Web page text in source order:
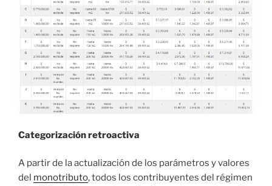
Categorización retroactiva
A partir de la actualización de los parámetros y valores
del monotributo, todos los contribuyentes del régimen